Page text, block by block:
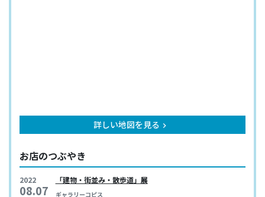
詳しい地図を見る keyboard_arrow_right
お店のつぶやき
2022
08.07
「建物・街並み・散歩道」展
ギャラリーコピス